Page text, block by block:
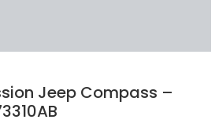
Jeep Compass –